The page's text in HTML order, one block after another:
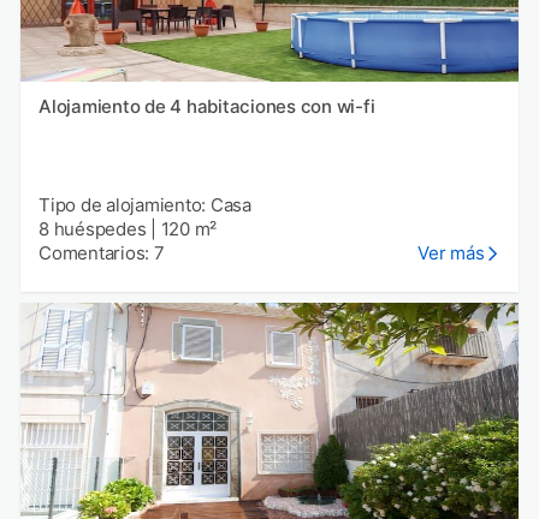
Alojamiento de 4 habitaciones con wi-fi
Tipo de alojamiento: Casa
8 huéspedes
120 m²
Comentarios: 7
Ver más